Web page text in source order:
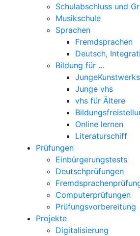
Schulabschluss und
Musikschule
Sprachen
Fremdsprachen
Deutsch,
Bildung für …
Junge vhs
vhs für Ältere
Online lernen
Literaturschiff
Prüfungen
Einbürgerungstests
Deutschprüfungen
Computerprüfungen
Prüfungsvorbereitung
Projekte
Digitalisierung